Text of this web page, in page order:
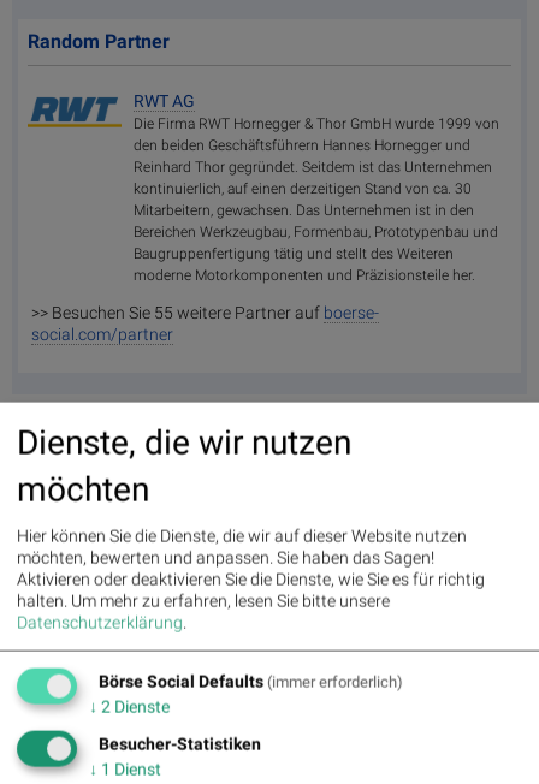
Random Partner
RWT AG
Die Firma RWT Hornegger & Thor GmbH wurde 1999 von
den beiden Geschäftsführern Hannes Hornegger und
Reinhard Thor gegründet. Seitdem ist das Unternehmen
kontinuierlich, auf einen derzeitigen Stand von ca. 30
Mitarbeitern, gewachsen. Das Unternehmen ist in den
Bereichen Werkzeugbau, Formenbau, Prototypenbau und
Baugruppenfertigung tätig und stellt des Weiteren
moderne Motorkomponenten und Präzisionsteile her.
>> Besuchen Sie 55 weitere Partner auf boerse-
social.com/partner
Aktien auf dem Radar 19.04.2016
Auf dem Radar 1:
Dienste, die wir nutzen
möchten
Hier können Sie die Dienste, die wir auf dieser Website nutzen
möchten, bewerten und anpassen. Sie haben das Sagen!
Aktivieren oder deaktivieren Sie die Dienste, wie Sie es für richtig
halten. Um mehr zu erfahren, lesen Sie bitte unsere
Datenschutzerklärung.
Börse Social Defaults (immer erforderlich)
↓ 2 Dienste
Besucher-Statistiken
↓ 1 Dienst